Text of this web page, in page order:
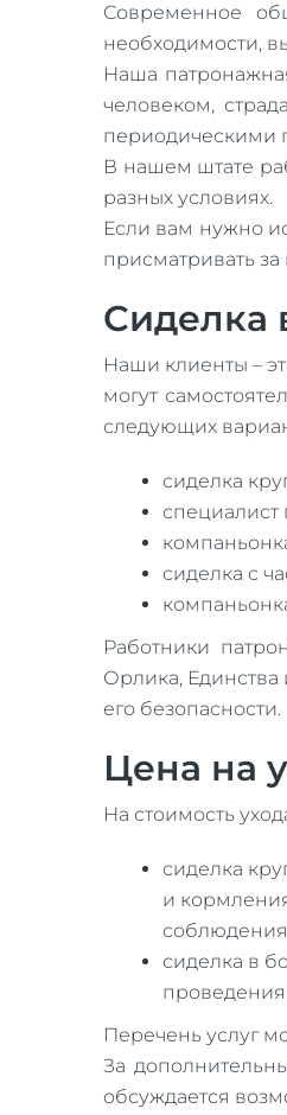
Современное
необходимости,
Наша
человеком,
периодическими
В нашем штате
разных условиях.
Если вам нужно
присматривать
Сиделка
Наши клиенты –
могут
следующих
сиделка
сиделка с
Работники
Орлика,
его безопасности.
Цена на
На стоимость
сиделка
и
сиделка в
Перечень услуг
За
обсуждается